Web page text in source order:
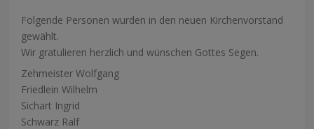
Folgende Personen wurden in den neuen Kirchenvorstand
gewählt.
Wir gratulieren herzlich und wünschen Gottes Segen.
Zehmeister Wolfgang
Friedlein Wilhelm
Sichart Ingrid
Schwarz Ralf